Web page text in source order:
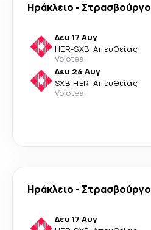
Ηράκλειο - Στρασβούργο
Δευ 17 Αυγ
HER-SXB· Απευθείας
Volotea
Δευ 24 Αυγ
SXB-HER· Απευθείας
Volotea
Ηράκλειο - Στρασβούργο
Δευ 17 Αυγ